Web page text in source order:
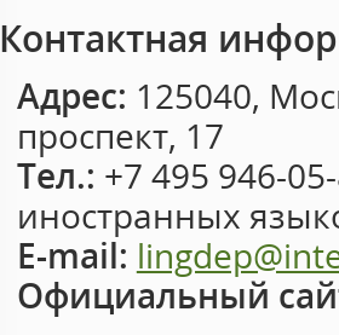
Контактная
Адрес: 125040,
проспект, 17
Тел.: +7 495 946-
иностранных
E-mail:
Официальный